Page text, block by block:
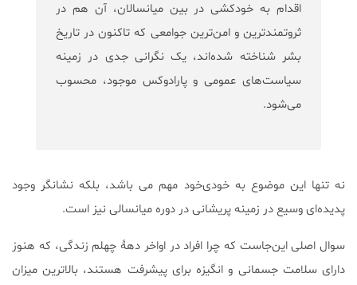
اقدام به خودکشی در بین میانسالان، آن هم در
ثروتمندترین و امن‌ترین جوامعی که تاکنون در تاریخ
بشر شناخته شده‌اند، یک نگرانی جدی در زمینه
سیاست‌های عمومی و پارادوکس موجود، محسوب
می‌شود.
نه تنها این موضوع به خودی‌خود مهم می باشد، بلکه نشانگر وجود
پدیده‌ای وسیع در زمینه پریشانی در دوره میانسالی نیز است.
سوال اصلی این‌جاست که چرا افراد در اواخر دهۀ چهلم زندگی، که هنوز
دارای سلامت جسمانی و انگیزه برای پیشرفت هستند، بالاترین میزان